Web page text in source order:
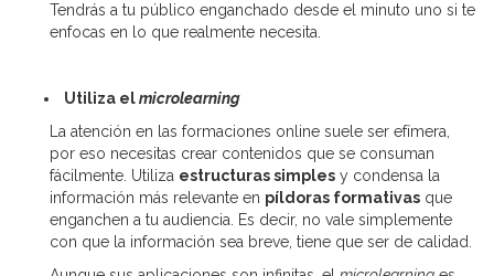
Tendrás a tu público enganchado desde el minuto uno si te
enfocas en lo que realmente necesita.
Utiliza elmicrolearning
La atención en las formaciones online suele ser efímera,
por eso necesitas crear contenidos que se consuman
fácilmente. Utiliza estructuras simples y condensa la
información más relevante en píldoras formativas que
enganchen a tu audiencia. Es decir, no vale simplemente
con que la información sea breve, tiene que ser de calidad.